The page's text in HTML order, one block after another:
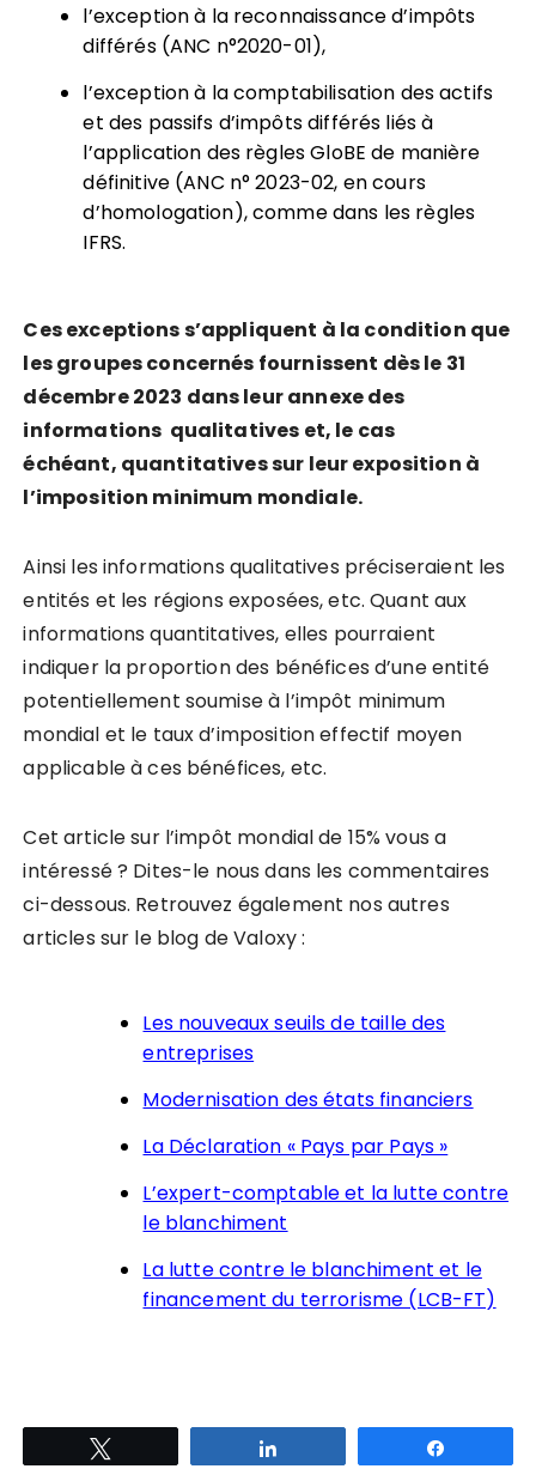
l’exception à la reconnaissance d’impôts
différés (ANC n°2020-01),
l’exception à la comptabilisation des actifs
et des passifs d’impôts différés liés à
l’application des règles GloBE de manière
définitive (ANC n° 2023-02, en cours
d’homologation), comme dans les règles
IFRS.
Ces exceptions s’appliquent à la condition que
les groupes concernés fournissent dès le 31
décembre 2023 dans leur annexe des
informations qualitatives et, le cas
échéant, quantitatives sur leur exposition à
l’imposition minimum mondiale.
Ainsi les informations qualitatives préciseraient les
entités et les régions exposées, etc. Quant aux
informations quantitatives, elles pourraient
indiquer la proportion des bénéfices d’une entité
potentiellement soumise à l’impôt minimum
mondial et le taux d’imposition effectif moyen
applicable à ces bénéfices, etc.
Cet article sur l’impôt mondial de 15% vous a
intéressé ? Dites-le nous dans les commentaires
ci-dessous. Retrouvez également nos autres
articles sur le blog de Valoxy :
Les nouveaux seuils de taille des
entreprises
Modernisation des états financiers
La Déclaration « Pays par Pays »
L’expert-comptable et la lutte contre
le blanchiment
La lutte contre le blanchiment et le
financement du terrorisme (LCB-FT)